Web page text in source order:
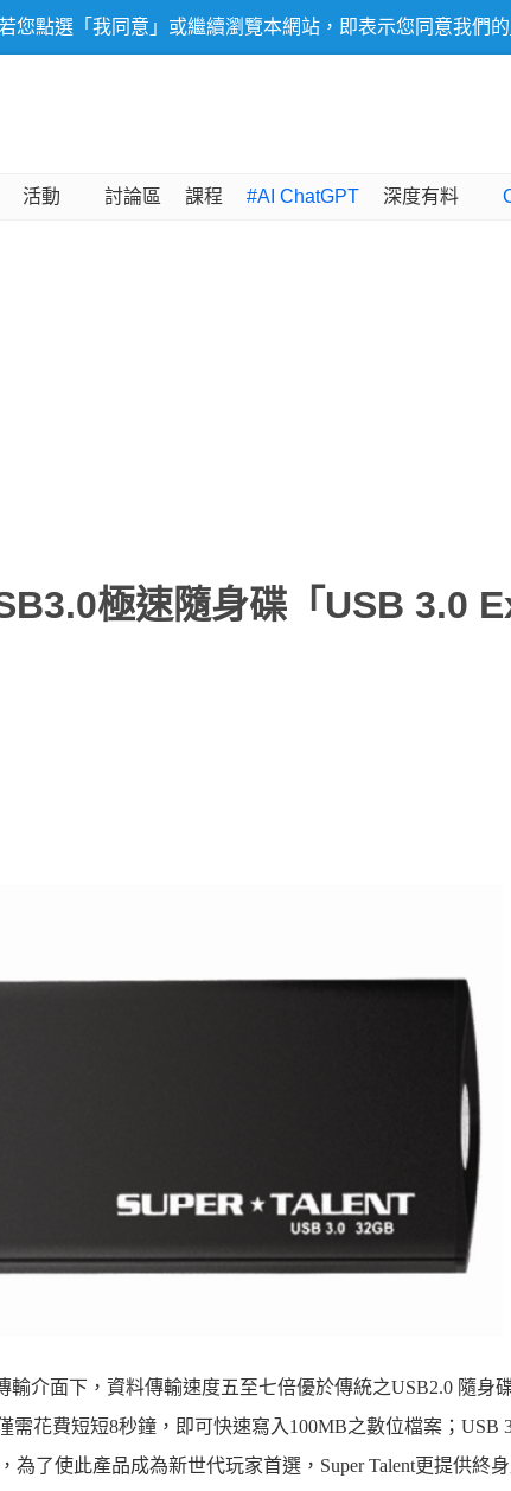
您點選「我同意」或繼續瀏覽本網站，即表示您同意我們的
活動 討論區 課程 #AI ChatGPT 深度有料
極速隨身碟「USB 3.0
輸介面下，資料傳輸速度五至七倍優於傳統之USB2.0 隨身
需花費短短8秒鐘，即可快速寫入 100MB之數位檔案； USB
為了使此產品成為新世代玩家首選， Super Talent更提供終